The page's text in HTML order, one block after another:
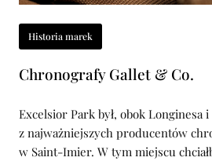
Historia marek
Chronografy Gallet & Co.
Excelsior Park był, obok Longinesa
z najważniejszych producentów
w Saint-Imier. W tym miejscu